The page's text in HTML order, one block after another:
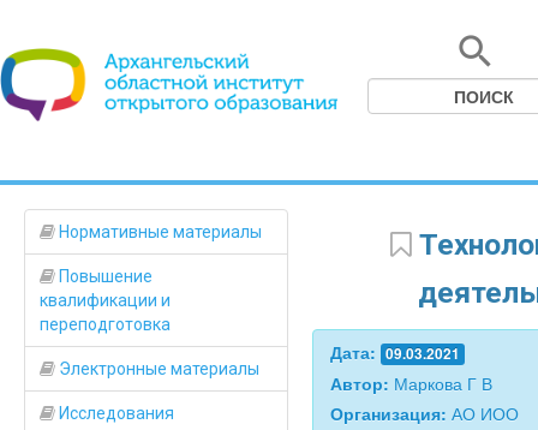
Нормативные материалы
Повышение
квалификации и
переподготовка
Электронные материалы
Исследования
Дата: 09.03.2021
Автор: Маркова Г В
Организация: АО ИОО